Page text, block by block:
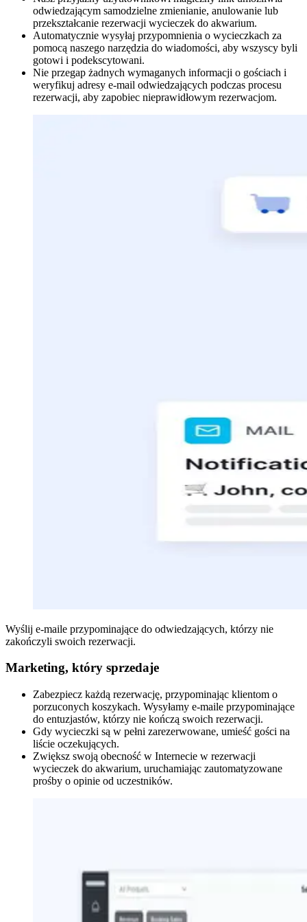
odwiedzającym samodzielne zmienianie, anulowanie lub
przekształcanie rezerwacji wycieczek do akwarium.
Automatycznie wysyłaj przypomnienia o wycieczkach za
pomocą naszego narzędzia do wiadomości, aby wszyscy byli
gotowi i podekscytowani.
Nie przegap żadnych wymaganych informacji o gościach i
weryfikuj adresy e-mail odwiedzających podczas procesu
rezerwacji, aby zapobiec nieprawidłowym rezerwacjom.
Wyślij e-maile przypominające do odwiedzających, którzy nie
zakończyli swoich rezerwacji.
Marketing, który sprzedaje
Zabezpiecz każdą rezerwację, przypominając klientom o
porzuconych koszykach. Wysyłamy e-maile przypominające
do entuzjastów, którzy nie kończą swoich rezerwacji.
Gdy wycieczki są w pełni zarezerwowane, umieść gości na
liście oczekujących.
Zwiększ swoją obecność w Internecie w rezerwacji
wycieczek do akwarium, uruchamiając zautomatyzowane
prośby o opinie od uczestników.